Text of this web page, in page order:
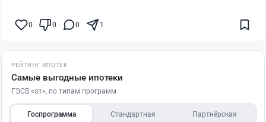
0 0 0 1
РЕЙТИНГ ИПОТЕК
Самые выгодные ипотеки
ГЭСВ «от», по типам программ
Госпрограмма Стандартная Партнёрская